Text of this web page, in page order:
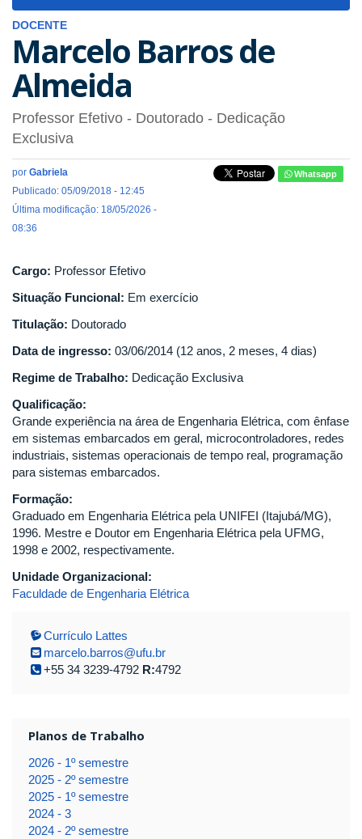
DOCENTE
Marcelo Barros de
Almeida
Professor Efetivo - Doutorado - Dedicação
Exclusiva
por Gabriela
Publicado: 05/09/2018 - 12:45
Última modificação: 18/05/2026 -
08:36
Whatsapp
Cargo: Professor Efetivo
Situação Funcional: Em exercício
Titulação: Doutorado
Data de ingresso: 03/06/2014 (12 anos, 2 meses, 4 dias)
Regime de Trabalho: Dedicação Exclusiva
Qualificação:
Grande experiência na área de Engenharia Elétrica, com ênfase
em sistemas embarcados em geral, microcontroladores, redes
industriais, sistemas operacionais de tempo real, programação
para sistemas embarcados.
Formação:
Graduado em Engenharia Elétrica pela UNIFEI (Itajubá/MG),
1996. Mestre e Doutor em Engenharia Elétrica pela UFMG,
1998 e 2002, respectivamente.
Unidade Organizacional:
Faculdade de Engenharia Elétrica
Currículo Lattes
marcelo.barros@ufu.br
+55 34 3239-4792 R:4792
Planos de Trabalho
2026 - 1º semestre
2025 - 2º semestre
2025 - 1º semestre
2024 - 3
2024 - 2º semestre